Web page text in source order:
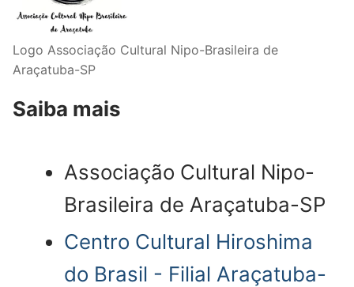
Logo Associação Cultural Nipo-Brasileira de
Araçatuba-SP
Saiba mais
Associação Cultural Nipo-
Brasileira de Araçatuba-SP
Centro Cultural Hiroshima
do Brasil - Filial Araçatuba-